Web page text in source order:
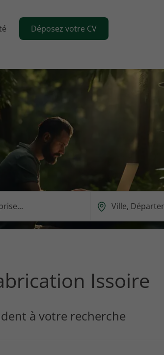
Déposez votre CV
Ou
ce
rechercher
?
Issoire
à votre recherche